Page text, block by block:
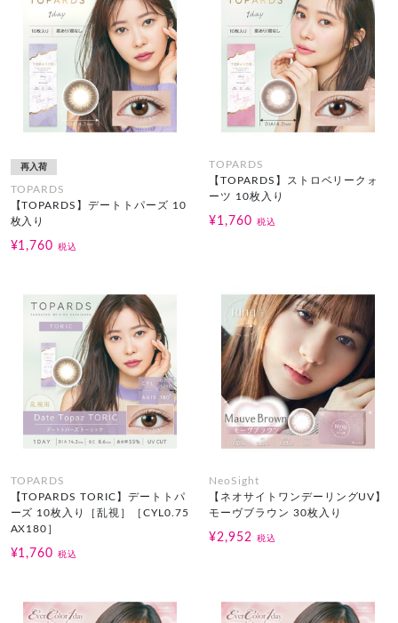
再入荷
TOPARDS
【TOPARDS】デートトパーズ 10
枚入り
¥1,760税込
TOPARDS
【TOPARDS】ストロベリークォ
ーツ 10枚入り
¥1,760 税込
TOPARDS
【TOPARDS TORIC】デートトパ
ーズ 10枚入り［乱視］［CYL0.75
AX180］
¥1,760税込
NeoSight
【ネオサイトワンデーリングUV】
モーヴブラウン 30枚入り
¥2,952 税込